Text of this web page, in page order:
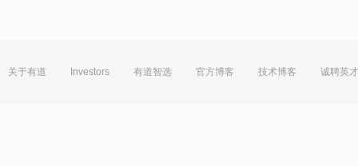
关于有道 Investors 有道智选 官方博客 技术博客 诚聘英才